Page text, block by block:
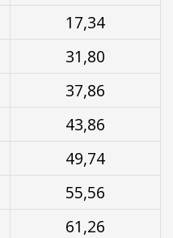
17,34
31,80
37,86
43,86
49,74
55,56
61,26